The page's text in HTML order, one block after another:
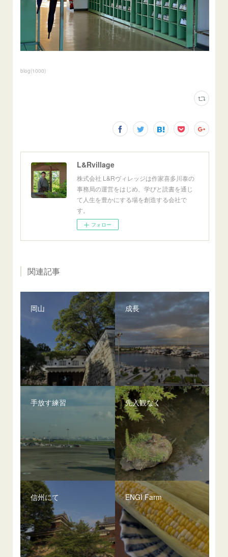
blog(1000)
L&Rvillage
株式会社 L&Rヴィレッジは作家喜多川泰の
事務局の運営をはじめ、学びと読書を通じ
て人生を豊かにする場を創造する会社で
す。
フォロー
関連記事
岡山 成長
手放す練習 先入観なく
信州にて ENGI Farm